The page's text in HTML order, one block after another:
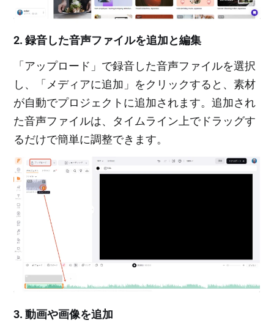
2. 録音した音声ファイルを追加と編集
「アップロード」で録音した音声ファイルを選択
し、「メディアに追加」をクリックすると、素材
が自動でプロジェクトに追加されます。追加され
た音声ファイルは、タイムライン上でドラッグす
るだけで簡単に調整できます。
3. 動画や画像を追加